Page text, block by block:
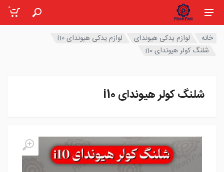
0
خانه لوازم یدکی هیوندای
لوازم یدکی هیوندای i10
شلنگ کولر هیوندای i10
شلنگ کولر هیوندای i10